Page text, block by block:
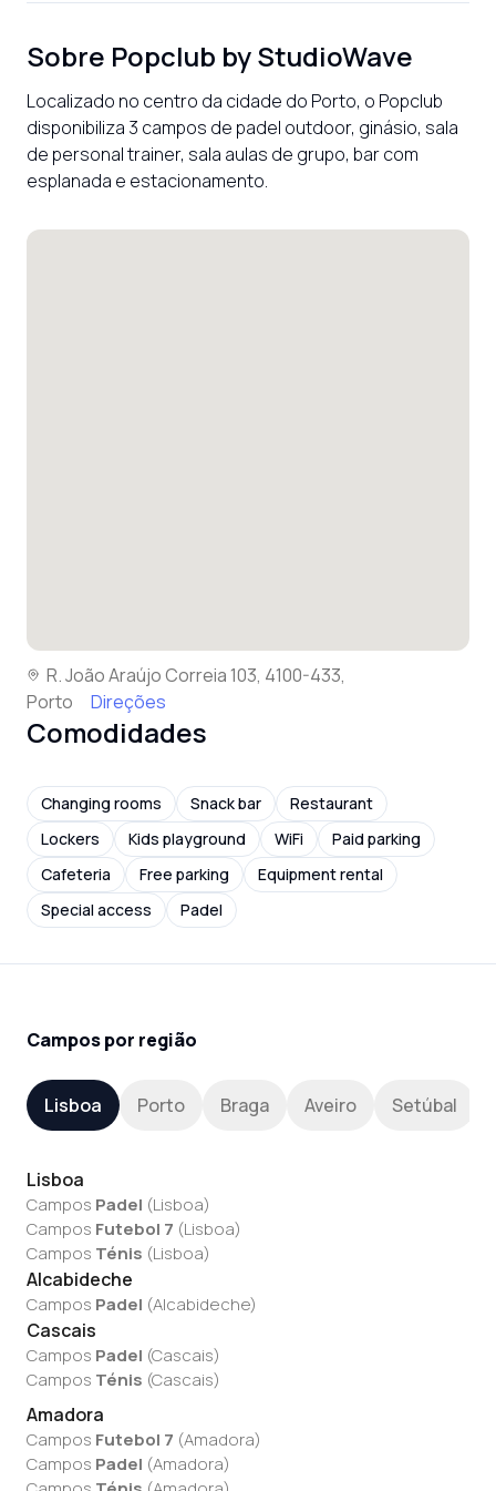
Sobre Popclub by StudioWave
Localizado no centro da cidade do Porto, o Popclub
disponibiliza 3 campos de padel outdoor, ginásio, sala
de personal trainer, sala aulas de grupo, bar com
esplanada e estacionamento.
R. João Araújo Correia 103, 4100-433,
Porto
Direções
Comodidades
Changing rooms Snack bar
Restaurant
Lockers
Kids playground WiFi
Paid parking
Cafeteria
Free parking
Equipment rental
Special access
Padel
Campos por região
Lisboa Porto Braga Aveiro Setúbal
Lisboa
Campos Padel (Lisboa)
Campos Futebol 7 (Lisboa)
Campos Ténis (Lisboa)
Alcabideche
Campos Padel (Alcabideche)
Cascais
Campos Padel (Cascais)
Campos Ténis (Cascais)
Amadora
Campos Futebol 7 (Amadora)
Campos Padel (Amadora)